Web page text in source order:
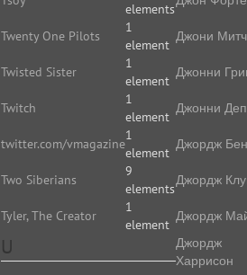
elements
Twenty One Pilots
1
element
Twisted Sister
1
element
Twitch
1
element
twitter.com/vmagazine
1
element
Two Siberians
9
elements
Tyler, The Creator
1
element
U
Джони
Джонни
Джонни
Джордж
Джордж
Джордж
Джордж
Харрисон